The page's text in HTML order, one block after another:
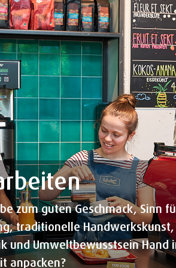
zum guten Geschmack, Sinn
traditionelle Handwerkskunst,
und Umweltbewusstsein Hand
anpacken?